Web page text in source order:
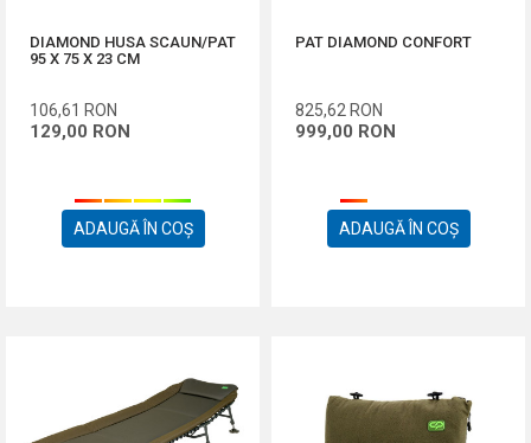
DIAMOND HUSA SCAUN/PAT
95 X 75 X 23 CM
106,61 RON
129,00 RON
ADAUGĂ ÎN COȘ
PAT DIAMOND CONFORT
825,62 RON
999,00 RON
ADAUGĂ ÎN COȘ